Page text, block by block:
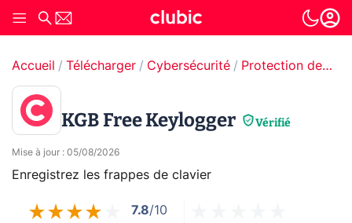
Accueil Télécharger Cybersécurité Protection des données
KGB Free Keylogger Vérifié
Mise à jour : 05/08/2026
Enregistrez les frappes de clavier
7.8/10